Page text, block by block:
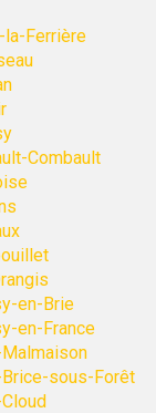
la-Ferrière
Combault
en-Brie
en-France
sous-Forêt